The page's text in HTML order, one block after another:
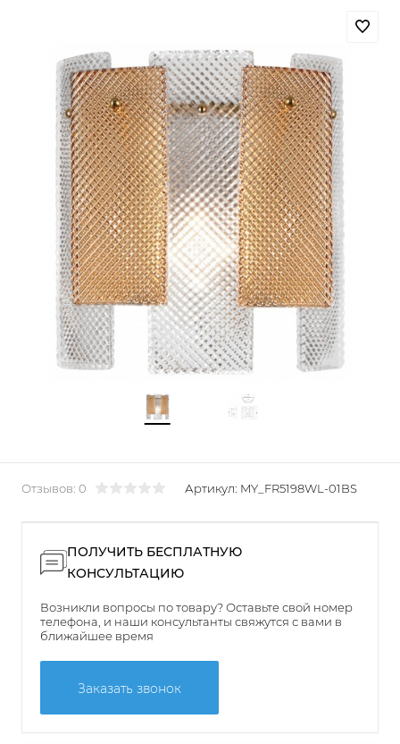
Отзывов: 0 Артикул: MY_FR5198WL-01BS
ПОЛУЧИТЬ БЕСПЛАТНУЮ
КОНСУЛЬТАЦИЮ
Возникли вопросы по товару? Оставьте свой номер
телефона, и наши консультанты свяжутся с вами в
ближайшее время
Заказать звонок